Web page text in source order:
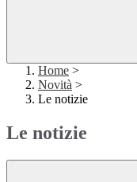
Home >
Novità >
Le notizie
Le notizie